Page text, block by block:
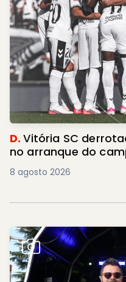
D.Vitória SC
no arranque do
8 agosto 2026